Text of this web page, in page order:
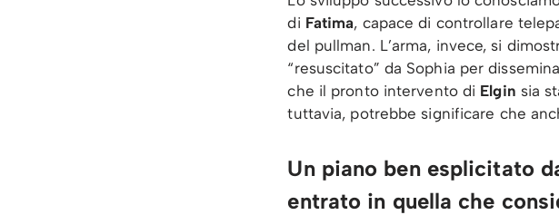
di Fatima, capace di controllare
del pullman. L’arma, invece, si
“resuscitato” da Sophia per
che il pronto intervento di Elgin sia
tuttavia, potrebbe significare che
Un piano ben esplicitato
entrato in quella che